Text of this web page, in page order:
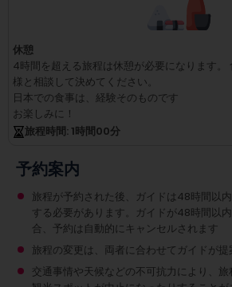
休憩
4時間を超える旅程は休憩が必要になります。
様と相談して決めてください。
日本での食事は、経験そのものです
お楽しみに！
旅程時間: 1時間00分
予約案内
旅程が予約された後、ガイドは48時間以
する必要があります。ガイドが48時間以
合、予約は自動的にキャンセルされます
旅程の変更は、両者に合わせてガイドが
交通事情や天候などの不可抗力により、旅